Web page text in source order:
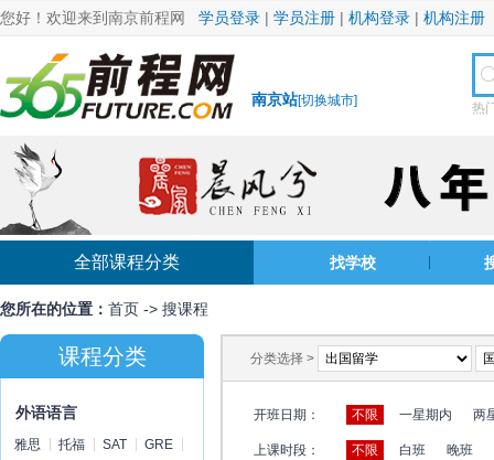
您好！欢迎来到南京前程网 学员登录 | 学员注册 | 机构登录 | 机构注册
南京站[切换城市] 热
全部课程分类 找学校
您所在的位置： 首页 -> 搜课程
课程分类
外语语言
雅思 托福 SAT
GRE
分类选择 >
开班日期： 不限 一星期内 两
上课时段： 不限 白班 晚班